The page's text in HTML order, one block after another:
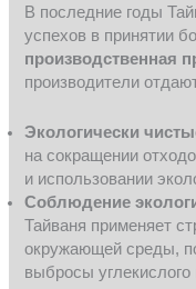
В последние годы
успехов в принятии
производственная
производители
Экологически
на сокращении
и использовании
Соблюдение
Тайваня применяет
окружающей среды,
выбросы углекислого